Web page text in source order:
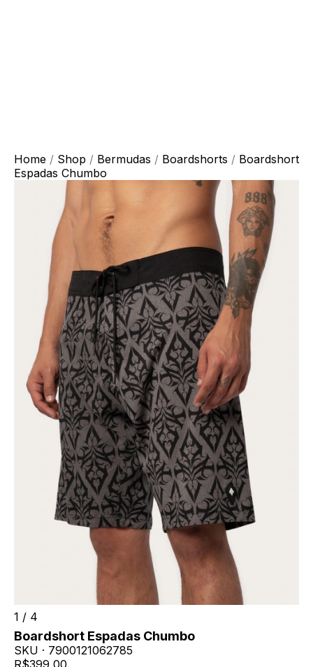
Home / Shop / Bermudas / Boardshorts / Boardshort
Espadas Chumbo
1 / 4
Boardshort Espadas Chumbo
SKU · 7900121062785
R$399,00